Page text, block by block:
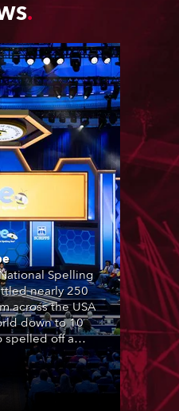
Spelling
nearly 250
across the USA
down to 10
spelled off a
finale to the
event was
in a new
Hall in